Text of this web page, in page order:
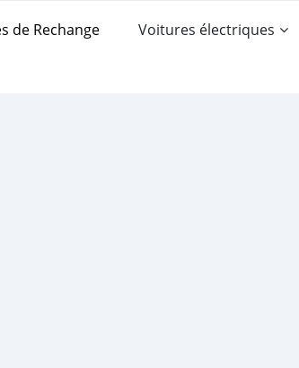
de Rechange Voitures électriques